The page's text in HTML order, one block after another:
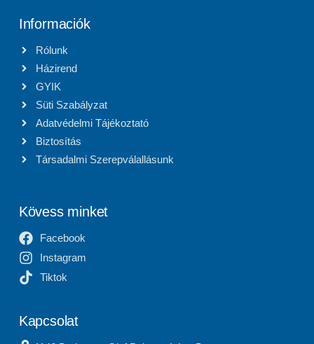
Informaciók
Rólunk
Házirend
GYIK
Süti Szabályzat
Adatvédelmi Tájékoztató
Biztosítás
Társadalmi Szerepválallásunk
Kövess minket
Facebook
Instagram
Tiktok
Kapcsolat